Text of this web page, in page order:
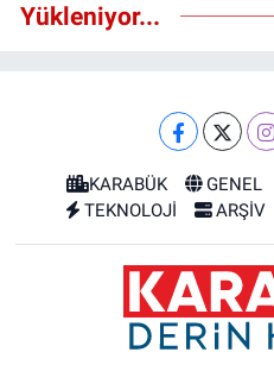
Yükleniyor...
KARABÜK GENEL
TEKNOLOJİ
ARŞİV